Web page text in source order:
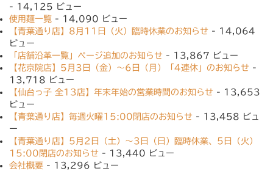
- 14,125 ビュー
使用麺一覧 - 14,090 ビュー
【青葉通り店】8月11日（火）臨時休業のお知らせ - 14,064
ビュー
「店舗沿革一覧」ページ追加のお知らせ - 13,867 ビュー
【花京院店】5月3日（金）〜6日（月）「4連休」のお知らせ -
13,718 ビュー
【仙台っ子 全13店】年末年始の営業時間のお知らせ - 13,653
ビュー
【青葉通り店】毎週火曜15:00閉店のお知らせ - 13,458 ビュ
ー
【青葉通り店】5月2日（土）〜3日（日）臨時休業、5日（火）
15:00閉店のお知らせ - 13,440 ビュー
会社概要 - 13,296 ビュー